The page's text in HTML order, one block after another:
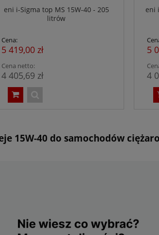
eni i-Sigma top MS 15W-40 - 205
litrów
Cena:
5 419,00 zł
Cena netto:
4 405,69 zł
eni
5
4
15W-40 do samochodów